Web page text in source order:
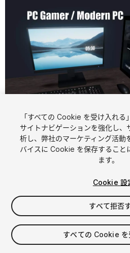
1/ 13
$6
消費税は決済時に計算されます
「すべての Cookie を受け入れる
サイトナビゲーションを強化し、
析し、弊社のマーケティング活動
バイスに Cookie を保存すること
ます。
Cookie 設
すべて拒否
すべての Cookie を